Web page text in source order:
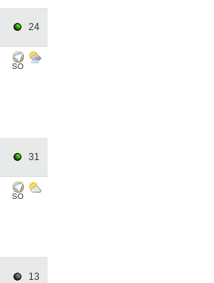
24
SO
31
SO
13